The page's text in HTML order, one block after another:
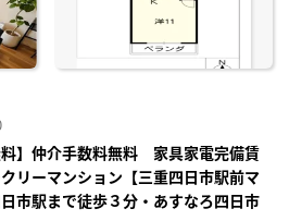
料】仲介手数料無料 家具家電完備賃
リーマンション【三重四日市駅前マ
市駅まで徒歩３分・あすなろ四日市